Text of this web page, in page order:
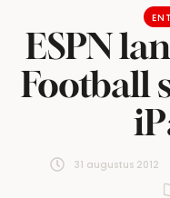
ESPN
Football
31 augustus 2012